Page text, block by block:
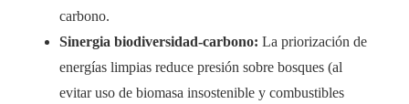
carbono.
Sinergia biodiversidad-carbono: La priorización de
energías limpias reduce presión sobre bosques (al
evitar uso de biomasa insostenible y combustibles